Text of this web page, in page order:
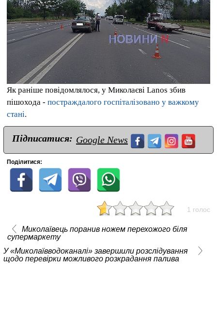
Як раніше повідомлялося, у Миколаєві Lanos збив
пішохода - постраждалого госпіталізовано у важкому
стані.
Підписатися: Google News
Поділитися:
1 голос
Миколаївець поранив ножем перехожого біля
супермаркету
У «Миколаївводоканалі» завершили розслідування
щодо перевірки можливого розкрадання палива